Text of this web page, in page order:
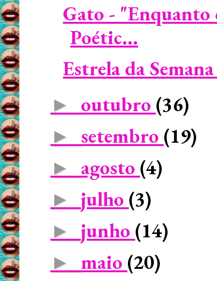
Gato -
Poétic...
Estrela da
► outubro (36)
► setembro (19)
► agosto (4)
► julho (3)
► junho (14)
► maio (20)